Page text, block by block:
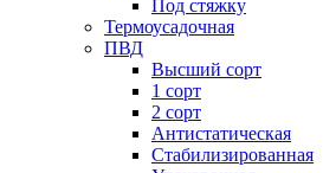
Под стяжку
Термоусадочная
ПВД
Высший сорт
1 сорт
2 сорт
Антистатическая
Стабилизированная